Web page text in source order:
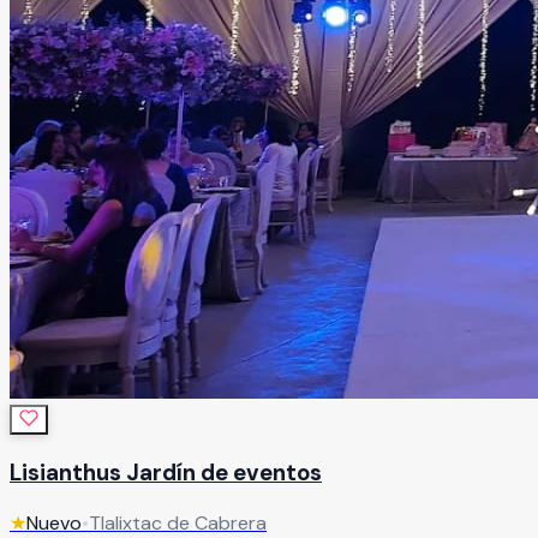
Lisianthus Jardín de eventos
★Nuevo•Tlalixtac de Cabrera